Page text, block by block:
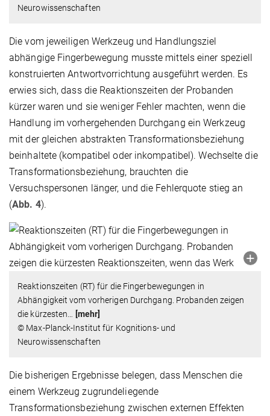
Neurowissenschaften
Die vom jeweiligen Werkzeug und Handlungsziel
abhängige Fingerbewegung musste mittels einer speziell
konstruierten Antwortvorrichtung ausgeführt werden. Es
erwies sich, dass die Reaktionszeiten der Probanden
kürzer waren und sie weniger Fehler machten, wenn die
Handlung im vorhergehenden Durchgang ein Werkzeug
mit der gleichen abstrakten Transformationsbeziehung
beinhaltete (kompatibel oder inkompatibel). Wechselte die
Transformationsbeziehung, brauchten die
Versuchspersonen länger, und die Fehlerquote stieg an
(Abb. 4).
Reaktionszeiten (RT) für die Fingerbewegungen in
Abhängigkeit vom vorherigen Durchgang. Probanden zeigen
die kürzesten… [mehr]
© Max-Planck-Institut für Kognitions- und
Neurowissenschaften
Die bisherigen Ergebnisse belegen, dass Menschen die
einem Werkzeug zugrundeliegende
Transformationsbeziehung zwischen externen Effekten